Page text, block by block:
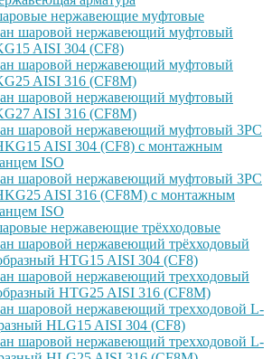
нержавеющие муфтовые
шаровой нержавеющий муфтовый
AISI 304 (CF8)
шаровой нержавеющий муфтовый
AISI 316 (CF8M)
шаровой нержавеющий муфтовый
AISI 316 (CF8M)
шаровой нержавеющий муфтовый 3PC
AISI 304 (CF8) с монтажным
ISO
шаровой нержавеющий муфтовый 3PC
AISI 316 (CF8M) с монтажным
ISO
нержавеющие трёхходовые
шаровой нержавеющий трёхходовый
HTG15 AISI 304 (CF8)
шаровой нержавеющий трехходовый
HTG25 AISI 316 (CF8M)
шаровой нержавеющий трехходовой L-
HLG15 AISI 304 (CF8)
шаровой нержавеющий трехходовой L-